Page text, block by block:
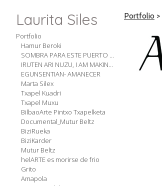
Laurita Siles
Portfolio
Hamur Beroki
EGUNSENTIAN- AMANECER
Marta Silex
Txapel Kuadri
Txapel Muxu
BilbaoArte Pintxo Txapelketa
Documental_Mutur Beltz
BiziRueka
BiziKarder
Mutur Beltz
helARTE es morirse de frio
Grito
Amapola
Portfolio >